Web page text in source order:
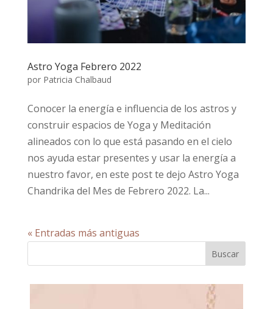
Astro Yoga Febrero 2022
por Patricia Chalbaud
Conocer la energía e influencia de los astros y
construir espacios de Yoga y Meditación
alineados con lo que está pasando en el cielo
nos ayuda estar presentes y usar la energía a
nuestro favor, en este post te dejo Astro Yoga
Chandrika del Mes de Febrero 2022. La...
« Entradas más antiguas